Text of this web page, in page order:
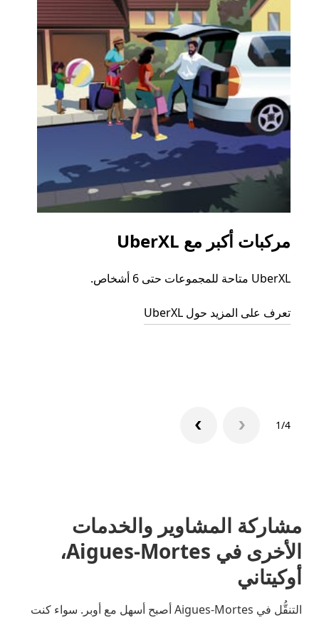
مركبات أكبر مع UberXL
UberXL متاحة للمجموعات حتى 6 أشخاص.
تعرف على المزيد حول UberXL
1/4
مشاركة المشاوير والخدمات
الأخرى في Aigues-Mortes،
أوكيتاني
التنقُّل في Aigues-Mortes أصبح أسهل مع أوبر. سواء كنت